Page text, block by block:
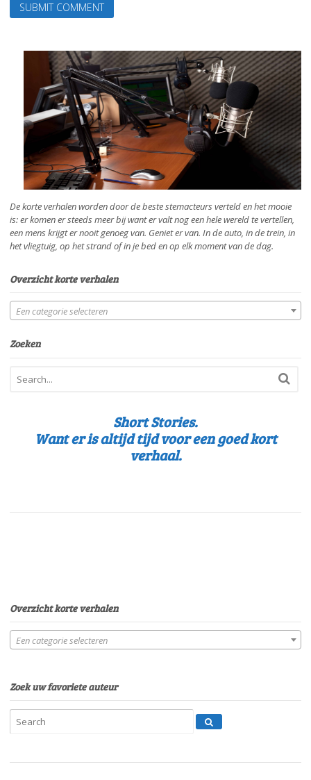
De korte verhalen worden door de beste stemacteurs verteld en het mooie
is: er komen er steeds meer bij want er valt nog een hele wereld te vertellen,
een mens krijgt er nooit genoeg van. Geniet er van. In de auto, in de trein, in
het vliegtuig, op het strand of in je bed en op elk moment van de dag.
Overzicht korte verhalen
Een categorie selecteren
Zoeken
Short Stories.
Want er is altijd tijd voor een goed kort
verhaal.
Overzicht korte verhalen
Een categorie selecteren
Zoek uw favoriete auteur